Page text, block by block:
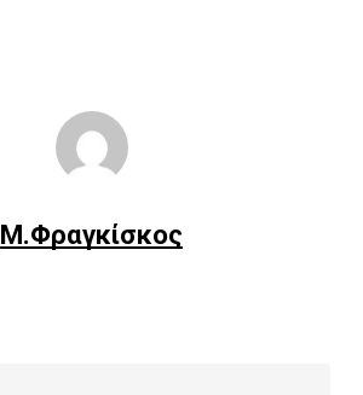
Μ.Φραγκίσκος